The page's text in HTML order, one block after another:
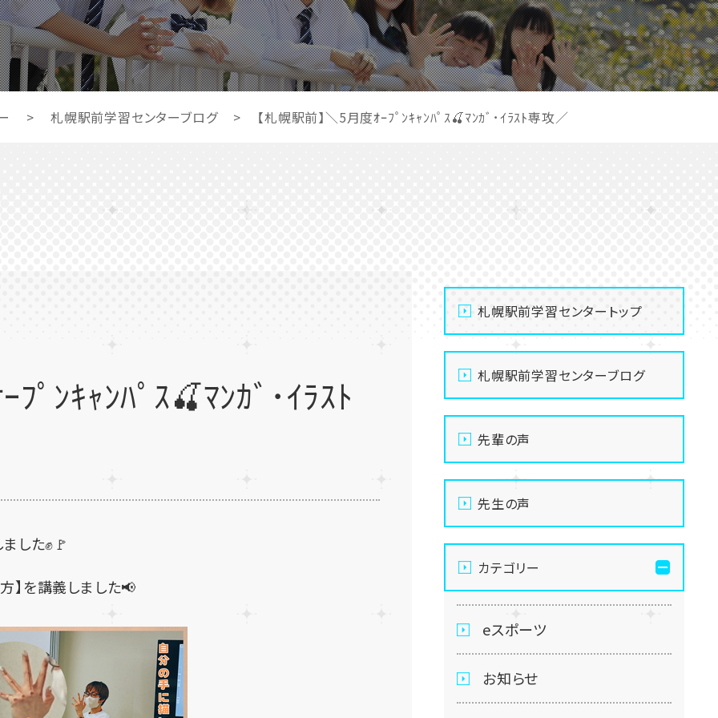
> 札幌駅前学習センターブログ > 【札幌駅前】＼5月度ｵｰﾌﾟﾝｷｬﾝﾊﾟｽ🍒ﾏﾝｶﾞ･ｲﾗｽﾄ専攻／
ﾌﾟﾝｷｬﾝﾊﾟｽ🍒ﾏﾝｶﾞ･ｲﾗｽﾄ
した✊🚩
】を講義しました📢
札幌駅前学習センタートップ
札幌駅前学習センターブログ
先輩の声
先生の声
カテゴリー
eスポーツ
お知らせ